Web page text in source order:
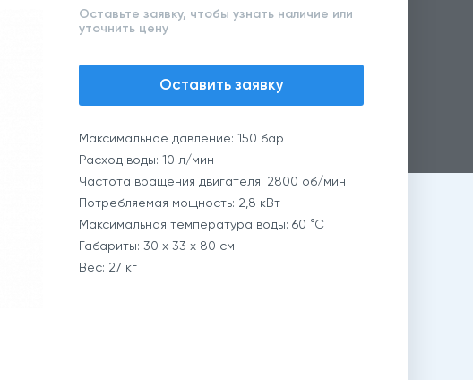
Оставьте заявку, чтобы узнать наличие или
уточнить цену
Оставить заявку
Максимальное давление: 150 бар
Расход воды: 10 л/мин
Частота вращения двигателя: 2800 об/мин
Потребляемая мощность: 2,8 кВт
Максимальная температура воды: 60 °С
Габариты: 30 х 33 х 80 cм
Вес: 27 кг